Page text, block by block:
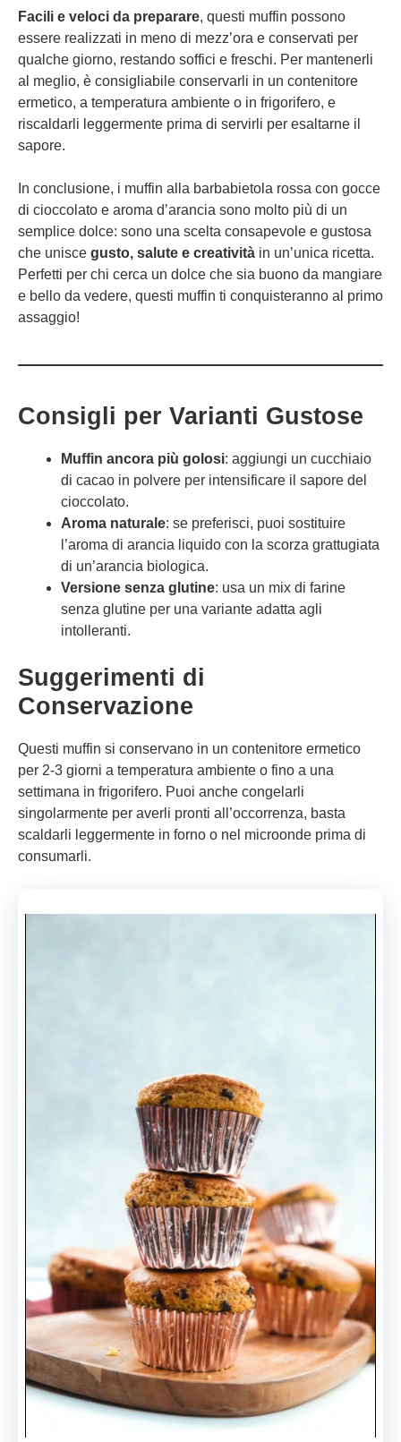
Facili e veloci da preparare, questi muffin possono
essere realizzati in meno di mezz’ora e conservati per
qualche giorno, restando soffici e freschi. Per mantenerli
al meglio, è consigliabile conservarli in un contenitore
ermetico, a temperatura ambiente o in frigorifero, e
riscaldarli leggermente prima di servirli per esaltarne il
sapore.
In conclusione, i muffin alla barbabietola rossa con gocce
di cioccolato e aroma d’arancia sono molto più di un
semplice dolce: sono una scelta consapevole e gustosa
che unisce gusto, salute e creatività in un’unica ricetta.
Perfetti per chi cerca un dolce che sia buono da mangiare
e bello da vedere, questi muffin ti conquisteranno al primo
assaggio!
Consigli per Varianti Gustose
Muffin ancora più golosi: aggiungi un cucchiaio
di cacao in polvere per intensificare il sapore del
cioccolato.
Aroma naturale: se preferisci, puoi sostituire
l’aroma di arancia liquido con la scorza grattugiata
di un’arancia biologica.
Versione senza glutine: usa un mix di farine
senza glutine per una variante adatta agli
intolleranti.
Suggerimenti di
Conservazione
Questi muffin si conservano in un contenitore ermetico
per 2-3 giorni a temperatura ambiente o fino a una
settimana in frigorifero. Puoi anche congelarli
singolarmente per averli pronti all’occorrenza, basta
scaldarli leggermente in forno o nel microonde prima di
consumarli.